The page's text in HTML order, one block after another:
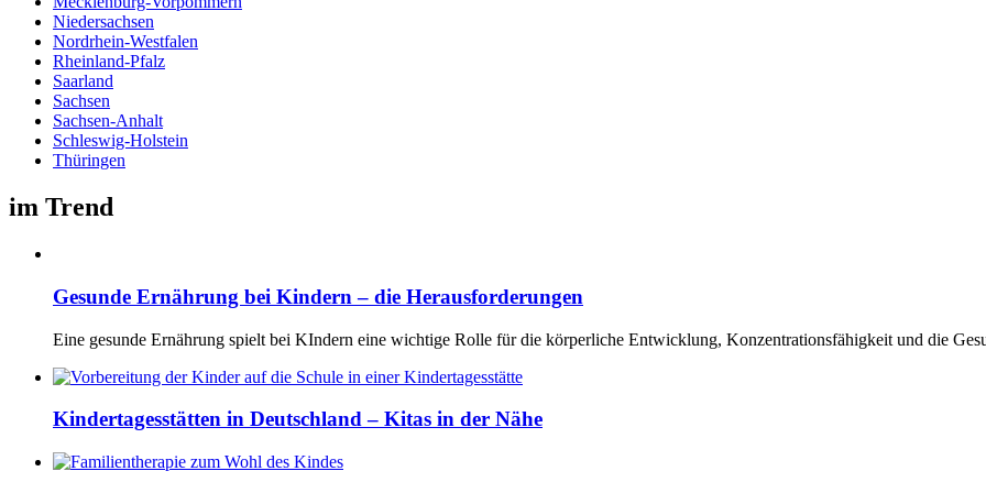
Niedersachsen
Nordrhein-Westfalen
Rheinland-Pfalz
Saarland
Sachsen
Sachsen-Anhalt
Schleswig-Holstein
Thüringen
im Trend
Gesunde Ernährung bei Kindern – die Herausforderungen
Eine gesunde Ernährung spielt bei KIndern eine wichtige Rolle für die körperliche Entwicklung, Konzentrationsfähigkeit und die
Kindertagesstätten in Deutschland – Kitas in der Nähe